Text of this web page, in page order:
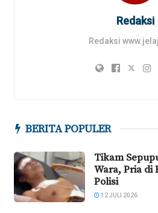
Redaksi
Redaksi
BERITA POPULER
Tikam
Wara, Pria di
Polisi
12 JULI 2026